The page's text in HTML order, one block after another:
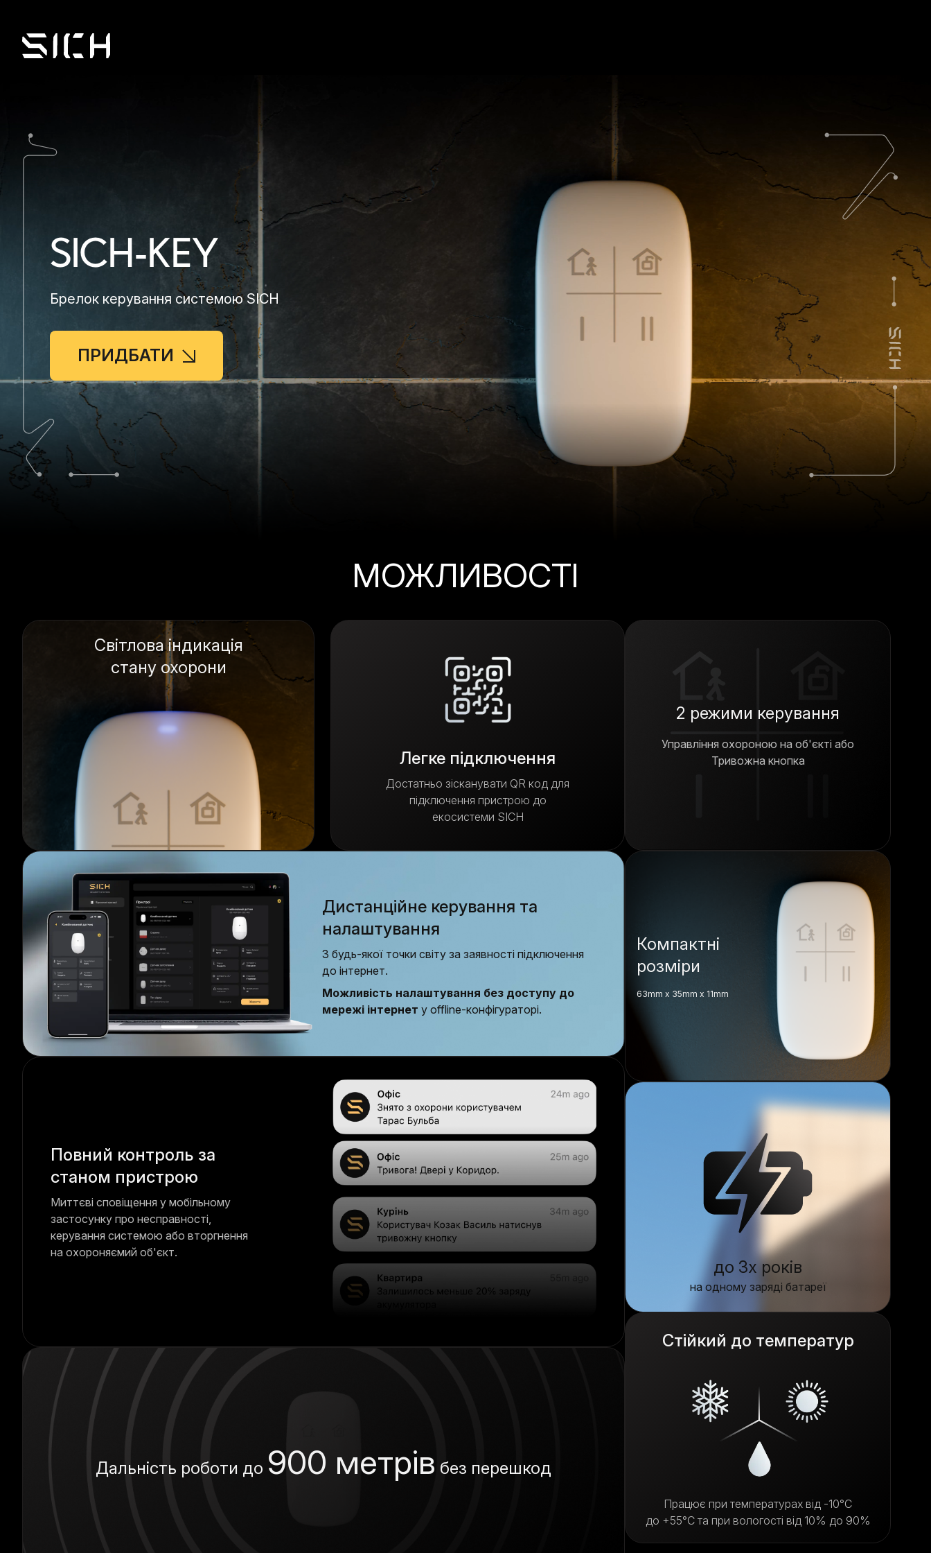
SICH-KEY
Брелок керування системою SICH
ПРИДБАТИ
МОЖЛИВОСТІ
Світлова індикація
стану охорони
Легке підключення
Достатньо зісканувати QR код для
підключення пристрою до
екосистеми SICH
Дистанційне керування та
налаштування
З будь-якої точки світу за заявності підключення
до інтернет.
Можливість налаштування без доступу до
мережі інтернет у offline-конфігураторі.
Повний контроль за
станом пристрою
Миттєві сповіщення у мобільному
застосунку про несправності,
керування системою або вторгнення
на охороняємий об'єкт.
Дальність роботи до 900 метрів без перешкод
2 режими керування
Управління охороною на об'єкті або
Тривожна кнопка
Компактні
розміри
63mm x 35mm x 11mm
до 3х років
на одному заряді батареї
Стійкий до температур
Працює при температурах від -10°C
до +55°C та при вологості від 10% до 90%